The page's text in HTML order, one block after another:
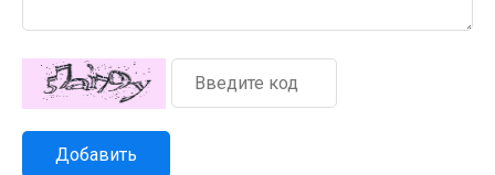
Добавить